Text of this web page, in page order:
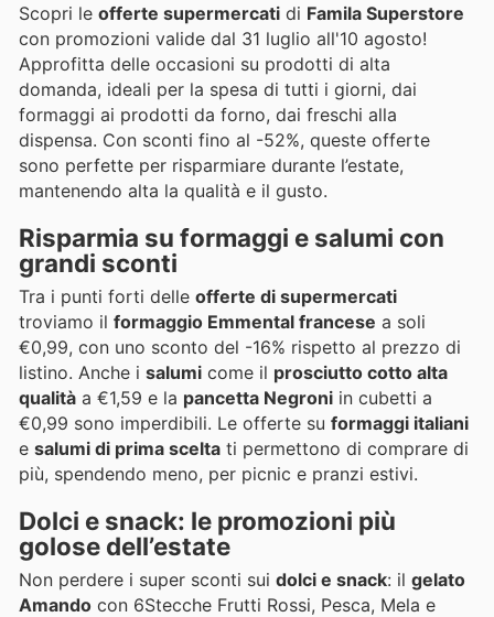
Scopri le offerte supermercati di Famila Superstore
con promozioni valide dal 31 luglio all'10 agosto!
Approfitta delle occasioni su prodotti di alta
domanda, ideali per la spesa di tutti i giorni, dai
formaggi ai prodotti da forno, dai freschi alla
dispensa. Con sconti fino al -52%, queste offerte
sono perfette per risparmiare durante l’estate,
mantenendo alta la qualità e il gusto.
Risparmia su formaggi e salumi con
grandi sconti
Tra i punti forti delle offerte di supermercati
troviamo il formaggio Emmental francese a soli
€0,99, con uno sconto del -16% rispetto al prezzo di
listino. Anche i salumi come il prosciutto cotto alta
qualità a €1,59 e la pancetta Negroni in cubetti a
€0,99 sono imperdibili. Le offerte su formaggi italiani
e salumi di prima scelta ti permettono di comprare di
più, spendendo meno, per picnic e pranzi estivi.
Dolci e snack: le promozioni più
golose dell’estate
Non perdere i super sconti sui dolci e snack: il gelato
Amando con 6Stecche Frutti Rossi, Pesca, Mela e